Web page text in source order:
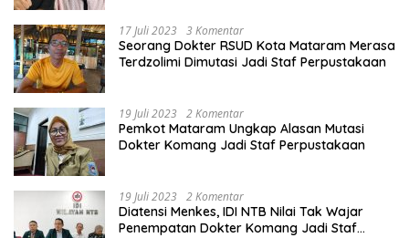
17 Juli 2023 3 Komentar
Seorang Dokter RSUD Kota Mataram Merasa
Terdzolimi Dimutasi Jadi Staf Perpustakaan
19 Juli 2023 2 Komentar
Pemkot Mataram Ungkap Alasan Mutasi
Dokter Komang Jadi Staf Perpustakaan
19 Juli 2023 2 Komentar
Diatensi Menkes, IDI NTB Nilai Tak Wajar
Penempatan Dokter Komang Jadi Staf